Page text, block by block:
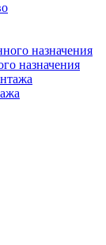
назначения